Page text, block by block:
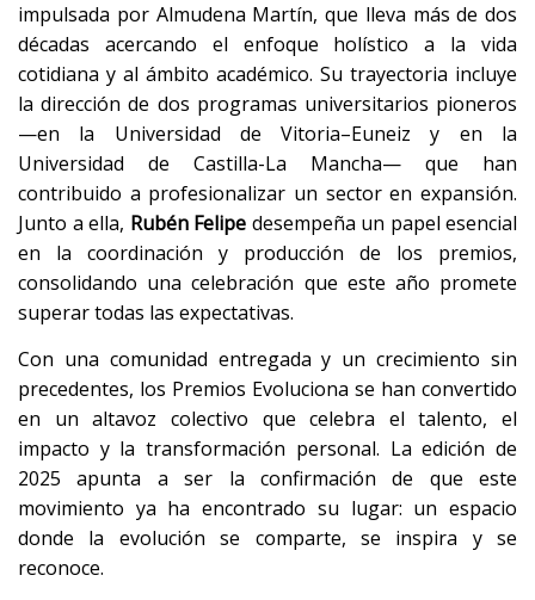
impulsada por Almudena Martín, que lleva más de dos
décadas acercando el enfoque holístico a la vida
cotidiana y al ámbito académico. Su trayectoria incluye
la dirección de dos programas universitarios pioneros
—en la Universidad de Vitoria–Euneiz y en la
Universidad de Castilla-La Mancha— que han
contribuido a profesionalizar un sector en expansión.
Junto a ella, Rubén Felipe desempeña un papel esencial
en la coordinación y producción de los premios,
consolidando una celebración que este año promete
superar todas las expectativas.
Con una comunidad entregada y un crecimiento sin
precedentes, los Premios Evoluciona se han convertido
en un altavoz colectivo que celebra el talento, el
impacto y la transformación personal. La edición de
2025 apunta a ser la confirmación de que este
movimiento ya ha encontrado su lugar: un espacio
donde la evolución se comparte, se inspira y se
reconoce.